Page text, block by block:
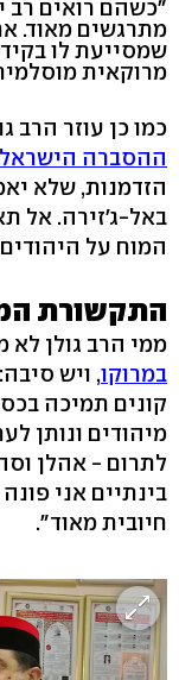
"כשהם רואים רב
מתרגשים מאוד.
שמסייעת לו
מרוקאית
כמו כן עוזר הרב
ההסברה
הזדמנות, שלא
באל-ג'זירה. אל
המוח על
התקשורת
ממי הרב גולן לא
במרוקו, ויש
קונים תמיכה
מיהודים ונותן
לתרום - אהלן
בינתיים אני
חיובית מאוד".